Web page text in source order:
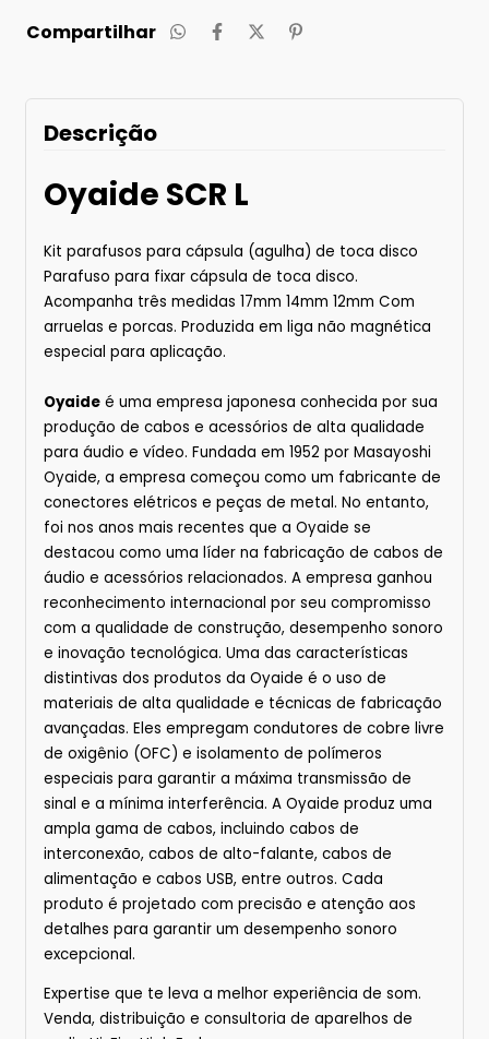
Compartilhar
Descrição
Oyaide SCR L
Kit parafusos para cápsula (agulha) de toca disco
Parafuso para fixar cápsula de toca disco.
Acompanha três medidas 17mm 14mm 12mm Com
arruelas e porcas. Produzida em liga não magnética
especial para aplicação.
Oyaide é uma empresa japonesa conhecida por sua
produção de cabos e acessórios de alta qualidade
para áudio e vídeo. Fundada em 1952 por Masayoshi
Oyaide, a empresa começou como um fabricante de
conectores elétricos e peças de metal. No entanto,
foi nos anos mais recentes que a Oyaide se
destacou como uma líder na fabricação de cabos de
áudio e acessórios relacionados. A empresa ganhou
reconhecimento internacional por seu compromisso
com a qualidade de construção, desempenho sonoro
e inovação tecnológica. Uma das características
distintivas dos produtos da Oyaide é o uso de
materiais de alta qualidade e técnicas de fabricação
avançadas. Eles empregam condutores de cobre livre
de oxigênio (OFC) e isolamento de polímeros
especiais para garantir a máxima transmissão de
sinal e a mínima interferência. A Oyaide produz uma
ampla gama de cabos, incluindo cabos de
interconexão, cabos de alto-falante, cabos de
alimentação e cabos USB, entre outros. Cada
produto é projetado com precisão e atenção aos
detalhes para garantir um desempenho sonoro
excepcional.
Expertise que te leva a melhor experiência de som.
Venda, distribuição e consultoria de aparelhos de